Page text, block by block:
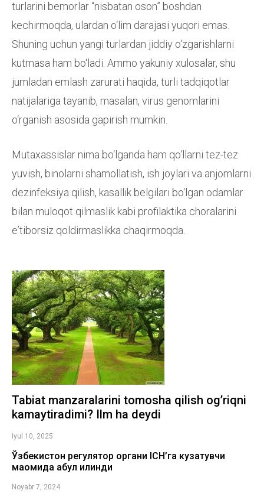
turlarini bemorlar “nisbatan oson” boshdan
kechirmoqda, ulardan o‘lim darajasi yuqori emas.
Shuning uchun yangi turlardan jiddiy o‘zgarishlarni
kutmasa ham bo‘ladi. Ammo yakuniy xulosalar, shu
jumladan emlash zarurati haqida, turli tadqiqotlar
natijalariga tayanib, masalan, virus genomlarini
o‘rganish asosida gapirish mumkin.
Mutaxassislar nima bo‘lganda ham qo‘llarni tez-tez
yuvish, binolarni shamollatish, ish joylari va anjomlarni
dezinfeksiya qilish, kasallik belgilari bo‘lgan odamlar
bilan muloqot qilmaslik kabi profilaktika choralarini
eʼtiborsiz qoldirmaslikka chaqirmoqda.
Tabiat manzaralarini tomosha qilish og’riqni
kamaytiradimi? Ilm ha deydi
Iyul 10, 2025
Ўзбекистон регулятор органи ICH’га кузатувчи
мақомида қабул қилинди
Noyabr 7, 2024